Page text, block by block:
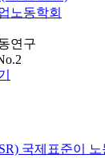
노동학회
연구
국제표준이